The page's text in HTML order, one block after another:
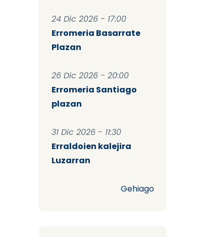
24 Dic 2026 - 17:00
Erromeria Basarrate
Plazan
26 Dic 2026 - 20:00
Erromeria Santiago
plazan
31 Dic 2026 - 11:30
Erraldoien kalejira
Luzarran
Gehiago